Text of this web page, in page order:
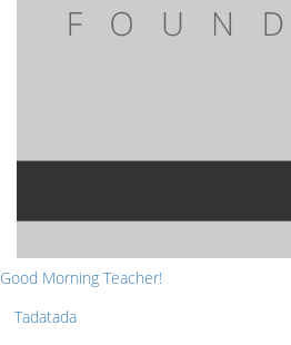
Good Morning Teacher!
Tadatada